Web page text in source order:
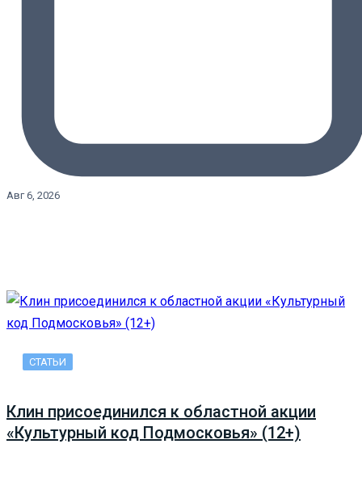
Авг 6, 2026
СТАТЬИ
Клин присоединился к областной акции
«Культурный код Подмосковья» (12+)